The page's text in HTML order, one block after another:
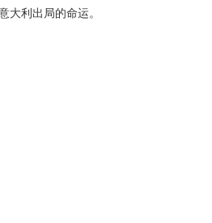
利出局的命运。